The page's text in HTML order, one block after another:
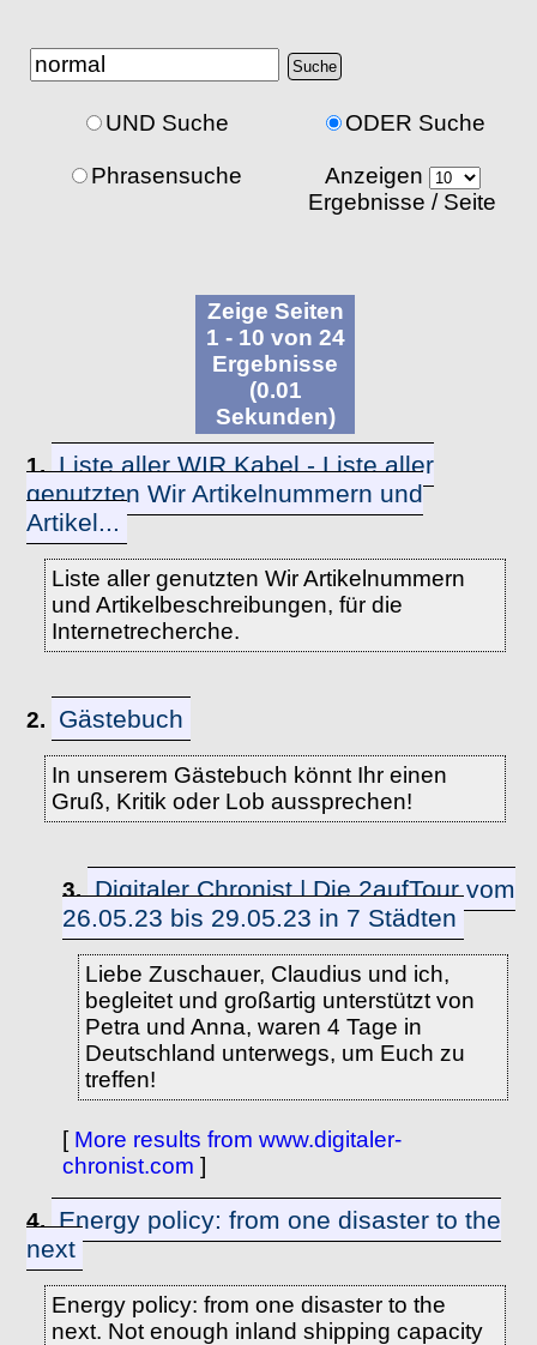
UND Suche
Phrasensuche
ODER Suche
Anzeigen
Ergebnisse / Seite
Zeige Seiten
1 - 10 von 24
Ergebnisse
(0.01
Sekunden)
1. Liste aller WIR Kabel - Liste aller
genutzten Wir Artikelnummern und
Artikel...
Liste aller genutzten Wir Artikelnummern
und Artikelbeschreibungen, für die
Internetrecherche.
2. Gästebuch
In unserem Gästebuch könnt Ihr einen
Gruß, Kritik oder Lob aussprechen!
3. Digitaler Chronist | Die 2aufTour vom
26.05.23 bis 29.05.23 in 7 Städten
Liebe Zuschauer, Claudius und ich,
begleitet und großartig unterstützt von
Petra und Anna, waren 4 Tage in
Deutschland unterwegs, um Euch zu
treffen!
[ More results from www.digitaler-
chronist.com ]
4. Energy policy: from one disaster to the
next
Energy policy: from one disaster to the
next. Not enough inland shipping capacity